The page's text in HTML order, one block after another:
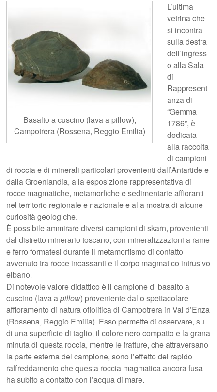
Basalto a cuscino (lava a pillow),
Campotrera (Rossena, Reggio Emilia)
L’ultima
vetrina che
si incontra
sulla destra
dell’ingress
o alla Sala
di
Rappresent
anza di
“Gemma
1786”, è
dedicata
alla raccolta
di campioni
di roccia e di minerali particolari provenienti dall’Antartide e
dalla Groenlandia, alla esposizione rappresentativa di
rocce magmatiche, metamorfiche e sedimentarie affioranti
nel territorio regionale e nazionale e alla mostra di alcune
curiosità geologiche.
È possibile ammirare diversi campioni di skarn, provenienti
dal distretto minerario toscano, con mineralizzazioni a rame
e ferro formatesi durante il metamorfismo di contatto
avvenuto tra rocce incassanti e il corpo magmatico intrusivo
elbano.
Di notevole valore didattico è il campione di basalto a
cuscino (lava apillow) proveniente dallo spettacolare
affioramento di natura ofiolitica di Campotrera in Val d’Enza
(Rossena, Reggio Emilia). Esso permette di osservare, su
di una superficie di taglio, il colore nero compatto e la grana
minuta di questa roccia, mentre le fratture, che attraversano
la parte esterna del campione, sono l’effetto del rapido
raffreddamento che questa roccia magmatica ancora fusa
ha subito a contatto con l’acqua di mare.